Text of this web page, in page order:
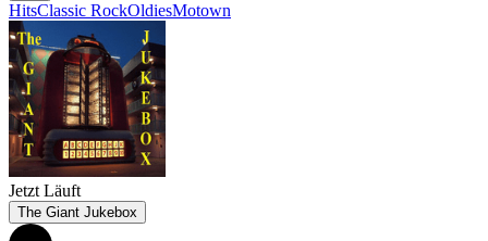
HitsClassic RockOldiesMotown
Jetzt Läuft
The Giant Jukebox